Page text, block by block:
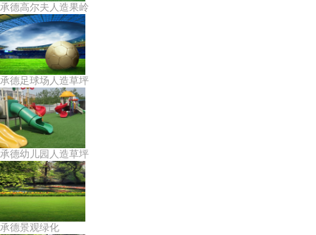
承德高尔夫人造果岭
承德足球场人造草坪
承德幼儿园人造草坪
承德景观绿化